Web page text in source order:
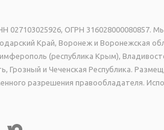
027103025926, ОГРН 316028000080857.
Край, Воронеж и Воронежская
(республика Крым),
Грозный и Чеченская Республика.
разрешения правообладателя.